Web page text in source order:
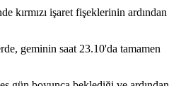
kırmızı işaret fişeklerinin ardından
geminin saat 23.10'da tamamen